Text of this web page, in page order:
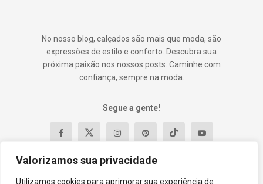
Valorizamos sua privacidade
Utilizamos cookies para aprimorar sua experiência de
No nosso blog, calçados são mais que moda, são
expressões de estilo e conforto. Descubra sua
próxima paixão nos nossos posts. Caminhe com
confiança, sempre na moda.
Segue a gente!